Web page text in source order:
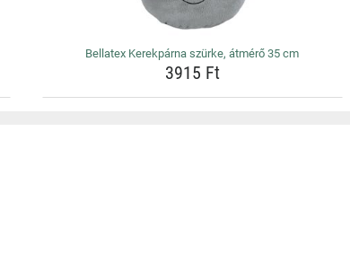
Bellatex Kerekpárna szürke, átmérő 35 cm
3915 Ft